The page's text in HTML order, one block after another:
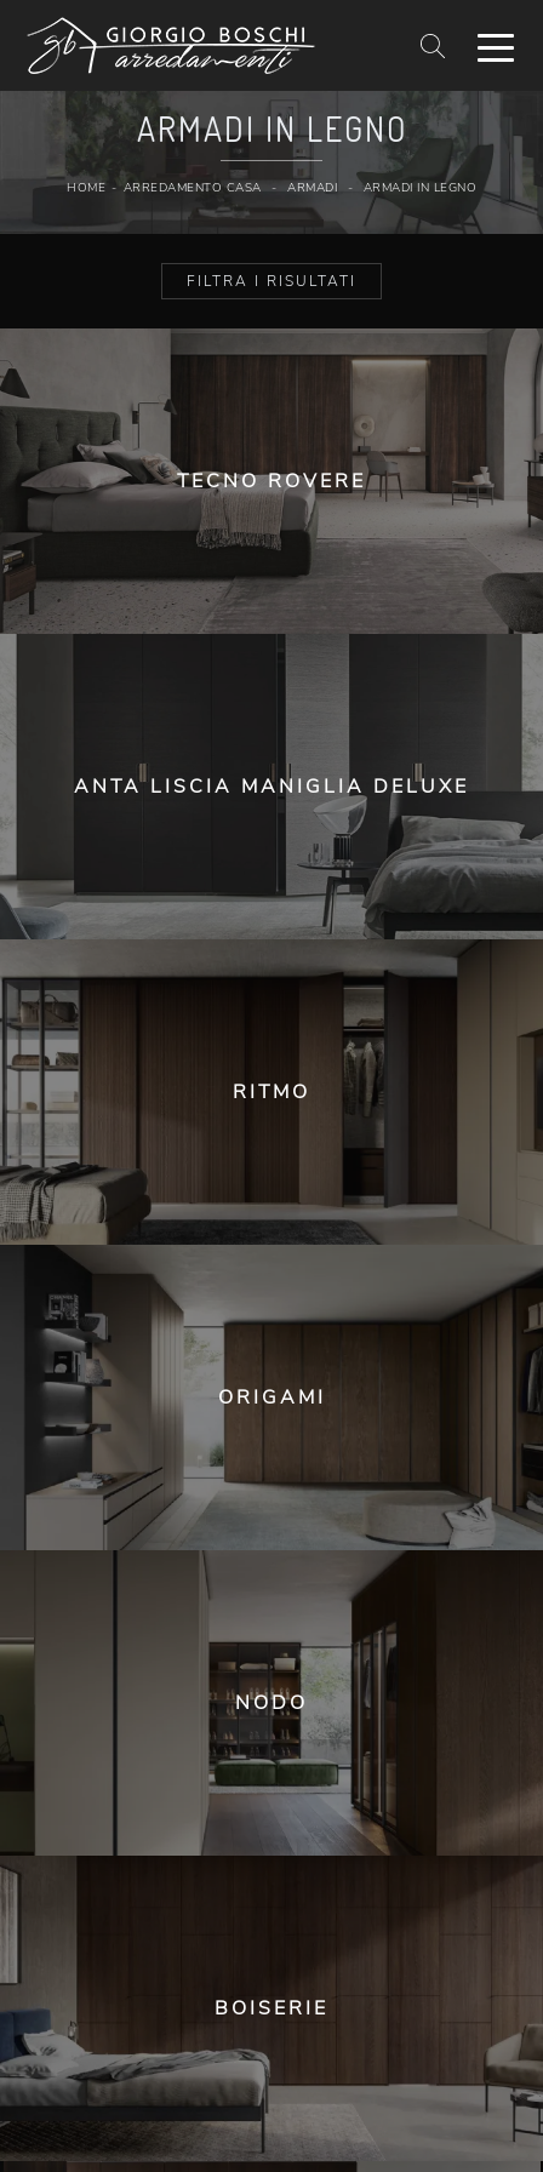
ARMADI IN LEGNO
HOME - ARREDAMENTO CASA - ARMADI - ARMADI IN LEGNO
FILTRA I RISULTATI
TECNO ROVERE
ANTA LISCIA MANIGLIA DELUXE
RITMO
ORIGAMI
NODO
BOISERIE